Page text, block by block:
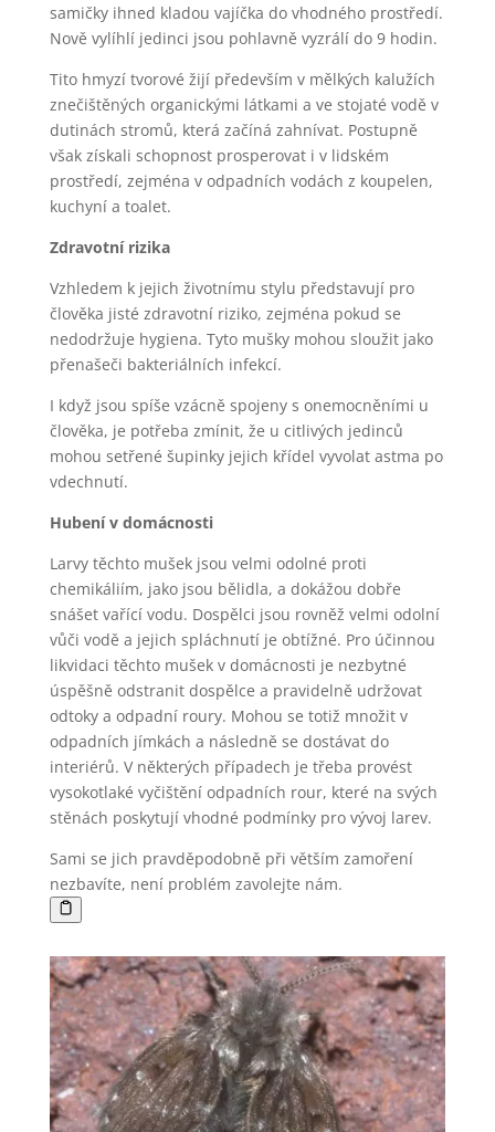
samičky ihned kladou vajíčka do vhodného prostředí.
Nově vylíhlí jedinci jsou pohlavně vyzrálí do 9 hodin.
Tito hmyzí tvorové žijí především v mělkých kalužích
znečištěných organickými látkami a ve stojaté vodě v
dutinách stromů, která začíná zahnívat. Postupně
však získali schopnost prosperovat i v lidském
prostředí, zejména v odpadních vodách z koupelen,
kuchyní a toalet.
Zdravotní rizika
Vzhledem k jejich životnímu stylu představují pro
člověka jisté zdravotní riziko, zejména pokud se
nedodržuje hygiena. Tyto mušky mohou sloužit jako
přenašeči bakteriálních infekcí.
I když jsou spíše vzácně spojeny s onemocněními u
člověka, je potřeba zmínit, že u citlivých jedinců
mohou setřené šupinky jejich křídel vyvolat astma po
vdechnutí.
Hubení v domácnosti
Larvy těchto mušek jsou velmi odolné proti
chemikáliím, jako jsou bělidla, a dokážou dobře
snášet vařící vodu. Dospělci jsou rovněž velmi odolní
vůči vodě a jejich spláchnutí je obtížné. Pro účinnou
likvidaci těchto mušek v domácnosti je nezbytné
úspěšně odstranit dospělce a pravidelně udržovat
odtoky a odpadní roury. Mohou se totiž množit v
odpadních jímkách a následně se dostávat do
interiérů. V některých případech je třeba provést
vysokotlaké vyčištění odpadních rour, které na svých
stěnách poskytují vhodné podmínky pro vývoj larev.
Sami se jich pravděpodobně při větším zamoření
nezbavíte, není problém zavolejte nám.